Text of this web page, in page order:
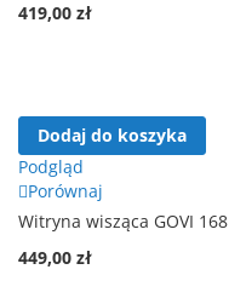
419,00 zł
Dodaj do koszyka
Podgląd
Porównaj
Witryna wisząca GOVI 168
449,00 zł